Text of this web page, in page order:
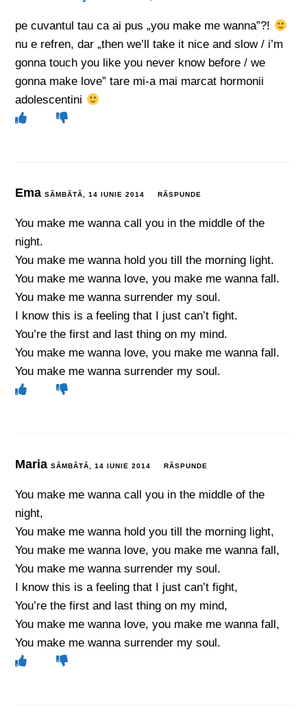
pe cuvantul tau ca ai pus „you make me wanna”?!
nu e refren, dar „then we’ll take it nice and slow / i’m
gonna touch you like you never know before / we
gonna make love” tare mi-a mai marcat hormonii
adolescentini
EmaSÂMBĂTĂ, 14 IUNIE 2014 RĂSPUNDE
You make me wanna call you in the middle of the
night.
You make me wanna hold you till the morning light.
You make me wanna love, you make me wanna fall.
You make me wanna surrender my soul.
I know this is a feeling that I just can’t fight.
You’re the first and last thing on my mind.
You make me wanna love, you make me wanna fall.
You make me wanna surrender my soul.
MariaSÂMBĂTĂ, 14 IUNIE 2014 RĂSPUNDE
You make me wanna call you in the middle of the
night,
You make me wanna hold you till the morning light,
You make me wanna love, you make me wanna fall,
You make me wanna surrender my soul.
I know this is a feeling that I just can’t fight,
You’re the first and last thing on my mind,
You make me wanna love, you make me wanna fall,
You make me wanna surrender my soul.